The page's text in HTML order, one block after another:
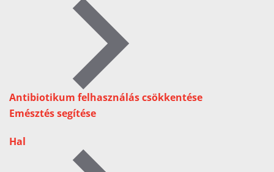
Antibiotikum felhasználás csökkentése
Emésztés segítése
Hal